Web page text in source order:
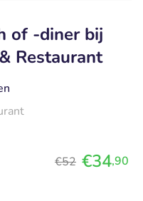
of -diner bij
Restaurant
€52 €34,90